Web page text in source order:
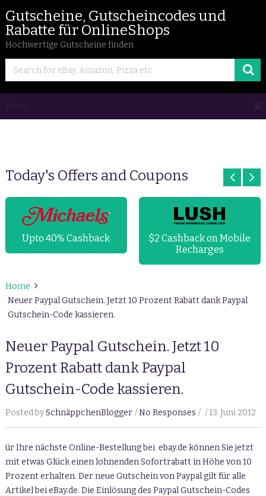
Gutscheine, Gutscheincodes und
Rabatte für OnlineShops
Hochwertige Gutscheine finden
Menu
Today's Offers and Coupons
Upto 40% Cashback
$2 Cashback on Mobile
Recharges
Home
Neuer Paypal Gutschein. Jetzt 10 Prozent Rabatt dank Paypal
Gutschein-Code kassieren.
Neuer Paypal Gutschein. Jetzt 10
Prozent Rabatt dank Paypal
Gutschein-Code kassieren.
Posted bySchnäppchenBlogger No Responses 13. Juni 2012
ür Ihre nächste Online-Bestellung bei ebay.de können Sie jetzt
mit etwas Glück einen lohnenden Sofortrabatt in Höhe von 10
Prozent erhalten. Der neue Gutschein von Paypal gilt für alle
Artikel bei eBay.de. Die Einlösung des Paypal Gutschein-Codes